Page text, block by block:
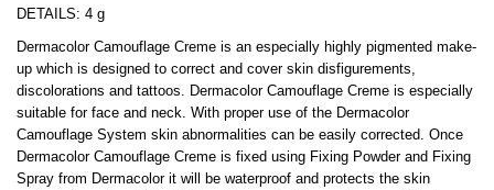
DETAILS: 4 g
Dermacolor Camouflage Creme is an especially highly pigmented make-
up which is designed to correct and cover skin disfigurements,
discolorations and tattoos. Dermacolor Camouflage Creme is especially
suitable for face and neck. With proper use of the Dermacolor
Camouflage System skin abnormalities can be easily corrected. Once
Dermacolor Camouflage Creme is fixed using Fixing Powder and Fixing
Spray from Dermacolor it will be waterproof and protects the skin